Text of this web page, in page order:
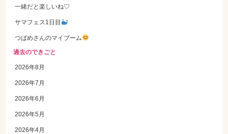
一緒だと楽しいね♡
サマフェス1日目
つばめさんのマイブーム
過去のできごと
2026年8月
2026年7月
2026年6月
2026年5月
2026年4月